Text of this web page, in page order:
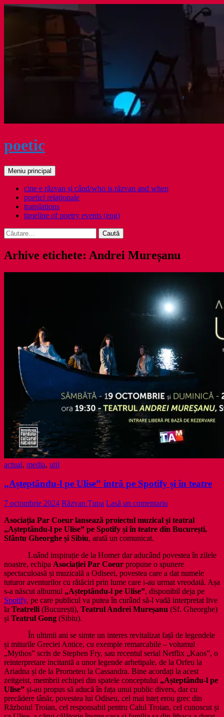
Sari
poetic
Caută
Meniu principal
cine e răzvan și când/who is răzvan and when
poetici relaţionale
translations
timeline of poetry events (eng)
Caută
după:
Arhive etichete: Andrei Mureșanu
actual, media, util
„Așteptându-l pe Ulise” intră pe Spotify și în teatre
7 octombrie 2024 Răzvan Țupa Lasă un comentariu
Asociația Par Coeur lansează proiectul muzical și teatral
„Așteptându-l pe Ulise” pe Spotify și în teatre din București,
Sfântu Gheorghe și Sibiu, arată un comunicat.
Luând inspirație de la Homer dar aducând povestea în zilele
noastre, echipa Asociației Par Coeur propune o spunere
spectaculoasă și muzicală a Odiseei, povestea care a dat numele
tuturor aventurilor cu rătăciri prin lume care i-au urmat vreodată. Așa
s-a născut albumul „Așteptându-l pe Ulise”, disponibil deja pe
Spotify, pe care publicul va putea în curând să-l vadă interpretat live
la Teatrelli (București), Teatrul Andrei Mureșanu (Sf. Gheorghe)
și Teatrul Gong (Sibiu).
În ultimii ani se simte un interes revitalizat față de legendele
și miturile Greciei Antice, cu exemple remarcabile – volumul
„Mythos” scris de Stephen Fry, sau recentul serial Netflix „Kaos”, o
reinterpretare incitantă a unor legende arhetipale, de la Orfeu la
Ariadna și de la Prometeu la Cassandra. Bine acordați la acest
zeitgeist, membrii echipei din spatele conceptului „Așteptându-l pe
Ulise” și-au propus să aducă în fața unui public divers, dar cu
precădere tânăr, povestea lui Odiseu, cel mai isteț erou grec din
Războiul Troian, cel responsabil pentru Calul Troian, cel cunoscut și